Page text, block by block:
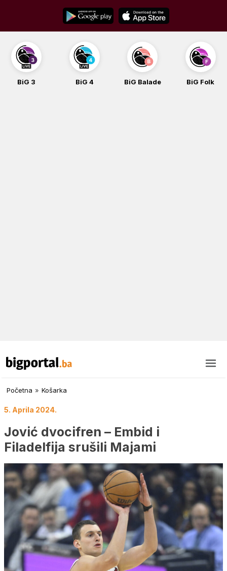
content
BiG 3 BiG 4 BiG Balade BiG Folk
Početna » Košarka
5. Aprila 2024.
Jović dvocifren – Embid i
Filadelfija srušili Majami